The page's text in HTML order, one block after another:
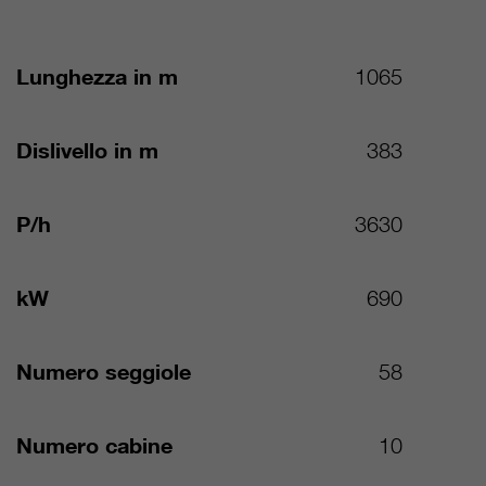
Lunghezza in m 1065
Dislivello in m 383
P/h 3630
kW 690
Numero seggiole 58
Numero cabine 10